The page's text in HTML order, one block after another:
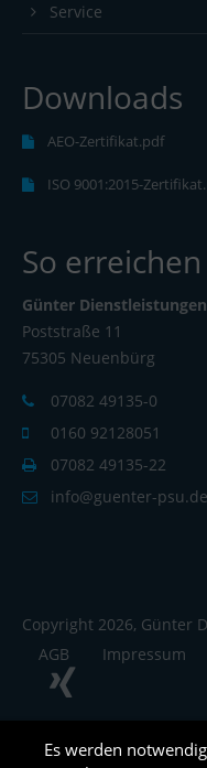
Service
Downloads
AEO-Zertifikat.pdf
ISO 9001:2015-
So
Günter
Poststraße 11
75305 Neuenbürg
07082 49135-0
0160 92128051
07082 49135-22
info@guenter-psu.de
Copyright 2026, Günter
AGB
Impressum
Es werden